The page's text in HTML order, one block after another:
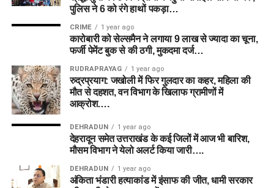
पुलिस ने 6 को रंगे हाथों पकड़ा…
CRIME 1 year ago
कारोबारी को सेल्समैन ने लगाया 9 लाख से ज्यादा का चूना,
फर्जी पेमेंट बुक से की ठगी, मुकदमा दर्ज…
RUDRAPRAYAG 1 year ago
रुद्रप्रयाग: जखोली में फिर गुलदार का कहर, महिला की
मौत से दहशत, वन विभाग के खिलाफ ग्रामीणों में
आक्रोश….
DEHRADUN 1 year ago
देहरादून समेत उत्तराखंड के कई जिलों में आज भी बारिश,
मौसम विभाग ने येलो अलर्ट किया जारी….
DEHRADUN 1 year ago
अंकिता भंडारी हत्याकांड में इंसाफ की जीत, धामी सरकार